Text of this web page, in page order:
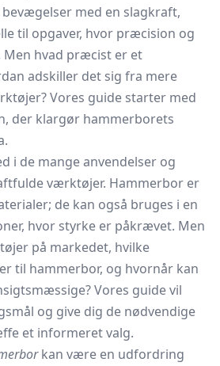
med en slagkraft,
til opgaver, hvor præcision og
hvad præcist er et
adskiller det sig fra mere
Vores guide starter med
der klargør hammerborets
i de mange anvendelser og
værktøjer. Hammerbor er
de kan også bruges i en
hvor styrke er påkrævet. Men
på markedet, hvilke
til hammerbor, og hvornår kan
Vores guide vil
og give dig de nødvendige
et informeret valg.
kan være en udfordring